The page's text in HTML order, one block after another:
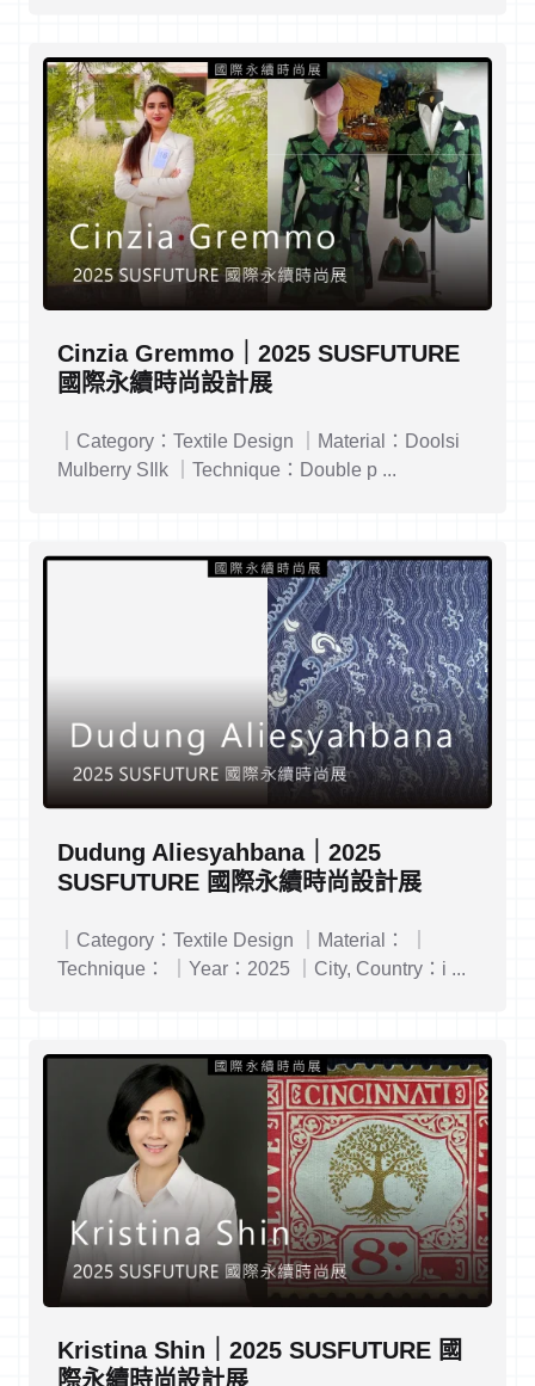
Cinzia Gremmo｜2025 SUSFUTURE
國際永續時尚設計展
｜Category：Textile Design ｜Material：Doolsi
Mulberry SIlk ｜Technique：Double p ...
Dudung Aliesyahbana｜2025
SUSFUTURE 國際永續時尚設計展
｜Category：Textile Design ｜Material： ｜
Technique： ｜Year：2025 ｜City, Country：i ...
Kristina Shin｜2025 SUSFUTURE 國
際永續時尚設計展